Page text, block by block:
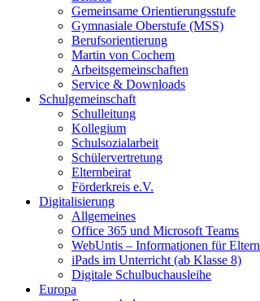
Gemeinsame Orientierungsstufe
Gymnasiale Oberstufe (MSS)
Berufsorientierung
Martin von Cochem
Arbeitsgemeinschaften
Service & Downloads
Schulgemeinschaft
Schulleitung
Kollegium
Schulsozialarbeit
Schülervertretung
Elternbeirat
Förderkreis e.V.
Digitalisierung
Allgemeines
Office 365 und Microsoft Teams
WebUntis – Informationen für Eltern
iPads im Unterricht (ab Klasse 8)
Digitale Schulbuchausleihe
Europa